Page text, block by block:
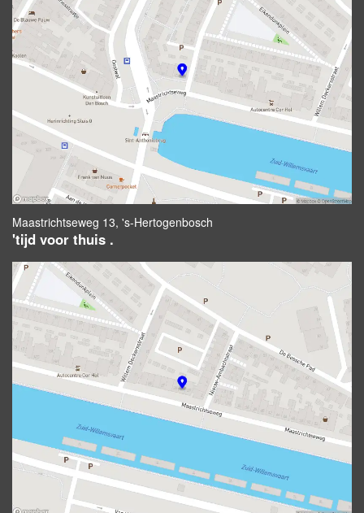
Maastrichtseweg 13, 's-Hertogenbosch
'tijd voor thuis .